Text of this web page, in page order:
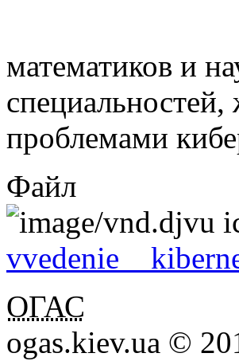
математиков и
проблемами
Файл
ОГАС
ogas.kiev.ua ©